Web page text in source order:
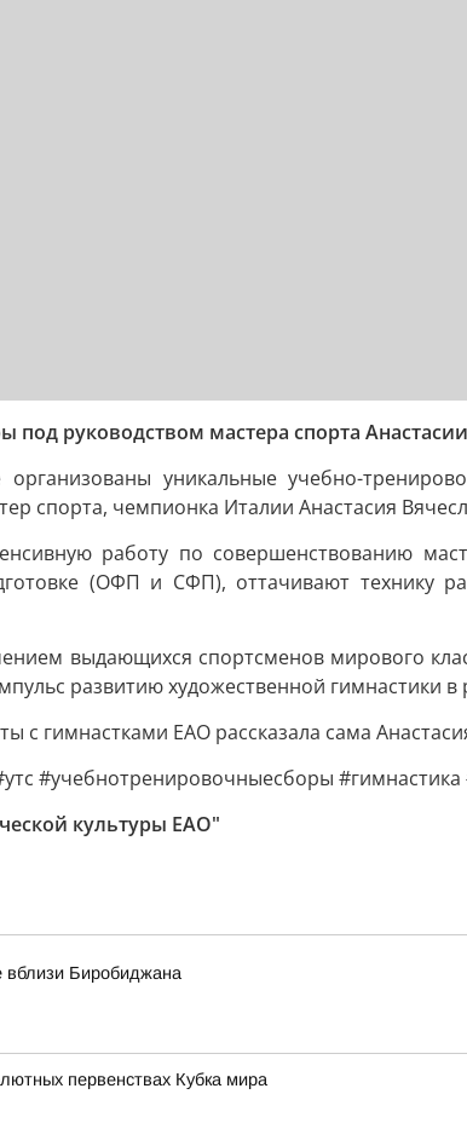
под руководством мастера спорта
уникальные учебно-
спорта, чемпионка Италии Анастасия
работу по совершенствованию
(ОФП и СФП), оттачивают технику
выдающихся спортсменов мирового
развитию художественной гимнастики в
с гимнастками ЕАО рассказала сама
#учебнотренировочныесборы
культуры ЕАО"
вблизи Биробиджана
первенствах Кубка мира